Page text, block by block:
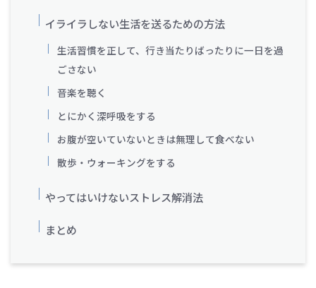
イライラしない生活を送るための方法
生活習慣を正して、行き当たりばったりに一日を過
ごさない
音楽を聴く
とにかく深呼吸をする
お腹が空いていないときは無理して食べない
散歩・ウォーキングをする
やってはいけないストレス解消法
まとめ